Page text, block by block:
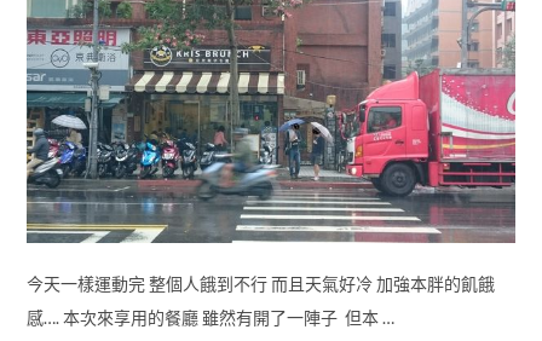
今天一樣運動完 整個人餓到不行 而且天氣好冷 加強本胖的飢餓
感…. 本次來享用的餐廳 雖然有開了一陣子 但本 …